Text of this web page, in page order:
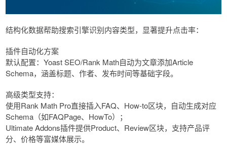
结构化数据帮助搜索引擎识别内容类型，显著提升点击率：
插件自动化方案
默认配置：Yoast SEO/Rank Math自动为文章添加Article
Schema，涵盖标题、作者、发布时间等基础字段。
高级类型支持：
使用Rank Math Pro直接插入FAQ、How-to区块，自动生成对应
Schema（如FAQPage、HowTo）；
Ultimate Addons插件提供Product、Review区块，支持产品评
分、价格等富媒体展示。